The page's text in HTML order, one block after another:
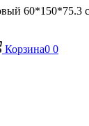
60*150*75.3
Корзина0 0